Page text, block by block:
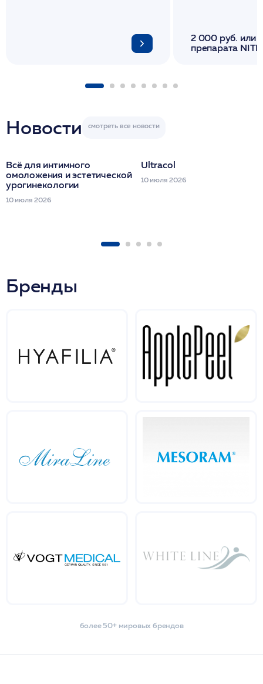
2 000 руб. или
препарата
Новости
Всё для интимного
омоложения и эстетической
урогинекологии
10 июля 2026
Ultracol
10 июля 2026
Бренды
более 50+ мировых брендов